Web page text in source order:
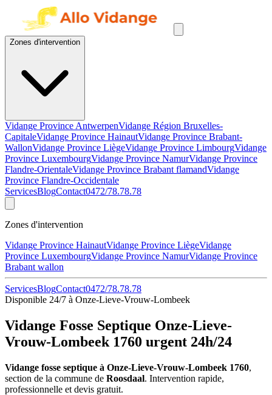
Zones d'intervention
Vidange Province AntwerpenVidange Région Bruxelles-
CapitaleVidange Province HainautVidange Province Brabant-
WallonVidange Province LiègeVidange Province LimbourgVidange
Province LuxembourgVidange Province NamurVidange Province
Flandre-OrientaleVidange Province Brabant flamandVidange
Province Flandre-Occidentale
ServicesBlogContact0472/78.78.78
Zones d'intervention
Vidange Province HainautVidange Province LiègeVidange
Province LuxembourgVidange Province NamurVidange Province
Brabant wallon
ServicesBlogContact0472/78.78.78
Disponible 24/7 à Onze-Lieve-Vrouw-Lombeek
Vidange Fosse Septique Onze-Lieve-
Vrouw-Lombeek 1760 urgent 24h/24
Vidange fosse septique à Onze-Lieve-Vrouw-Lombeek 1760,
section de la commune de Roosdaal. Intervention rapide,
professionnelle et devis gratuit.